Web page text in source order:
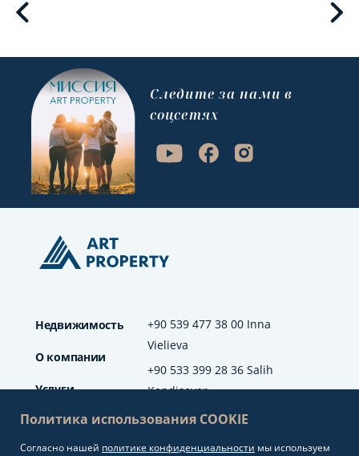
+90 539 477 38 00 Inna
Vielieva
+90 533 399 28 36 Salih
Kendisever
info@artproperty.net
Недвижимость
О компании
Услуги
Отзывы
Блог
Cледите за нами в
соцсетях
Политика использования COOKIE
Согласно нашей политике конфиденциальности мы используем